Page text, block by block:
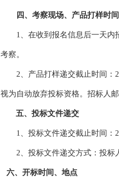
四、考察现场、产品打样时间
1、在收到报名信息后一天
考察。
2、产品打样递交截止时间：
视为自动放弃投标资格。招标人
五、投标文件递交
1、投标文件递交截止时间：
2、投标文件递交方式：投标
六、 开标时间、地点